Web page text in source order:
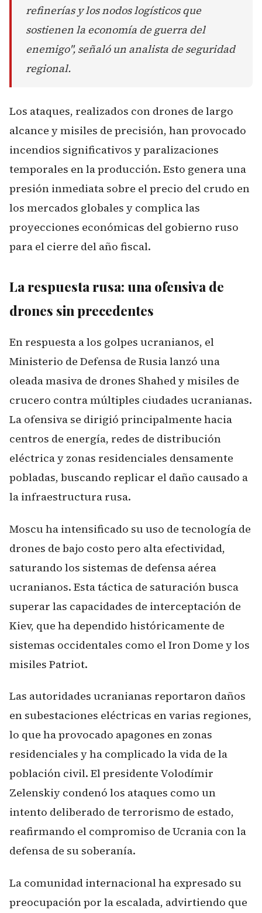
refinerías y los nodos logísticos que
sostienen la economía de guerra del
enemigo", señaló un analista de seguridad
regional.
Los ataques, realizados con drones de largo
alcance y misiles de precisión, han provocado
incendios significativos y paralizaciones
temporales en la producción. Esto genera una
presión inmediata sobre el precio del crudo en
los mercados globales y complica las
proyecciones económicas del gobierno ruso
para el cierre del año fiscal.
La respuesta rusa: una ofensiva de
drones sin precedentes
En respuesta a los golpes ucranianos, el
Ministerio de Defensa de Rusia lanzó una
oleada masiva de drones Shahed y misiles de
crucero contra múltiples ciudades ucranianas.
La ofensiva se dirigió principalmente hacia
centros de energía, redes de distribución
eléctrica y zonas residenciales densamente
pobladas, buscando replicar el daño causado a
la infraestructura rusa.
Moscu ha intensificado su uso de tecnología de
drones de bajo costo pero alta efectividad,
saturando los sistemas de defensa aérea
ucranianos. Esta táctica de saturación busca
superar las capacidades de interceptación de
Kiev, que ha dependido históricamente de
sistemas occidentales como el Iron Dome y los
misiles Patriot.
Las autoridades ucranianas reportaron daños
en subestaciones eléctricas en varias regiones,
lo que ha provocado apagones en zonas
residenciales y ha complicado la vida de la
población civil. El presidente Volodímir
Zelenskiy condenó los ataques como un
intento deliberado de terrorismo de estado,
reafirmando el compromiso de Ucrania con la
defensa de su soberanía.
La comunidad internacional ha expresado su
preocupación por la escalada, advirtiendo que